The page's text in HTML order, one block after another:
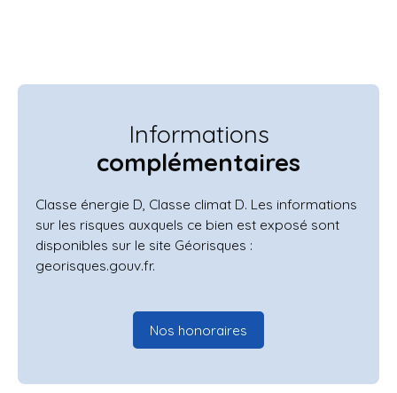
Informations
complémentaires
Classe énergie D, Classe climat D. Les informations
sur les risques auxquels ce bien est exposé sont
disponibles sur le site Géorisques :
georisques.gouv.fr.
Nos honoraires